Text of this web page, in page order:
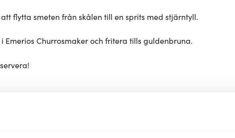
flytta smeten från skålen till en sprits med stjärntyll.
Emerios Churrosmaker och fritera tills guldenbruna.